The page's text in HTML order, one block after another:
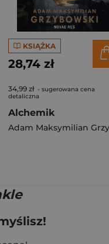
KSIĄŻKA
28,74 zł
34,99 zł - sugerowana cena
detaliczna
Alchemik